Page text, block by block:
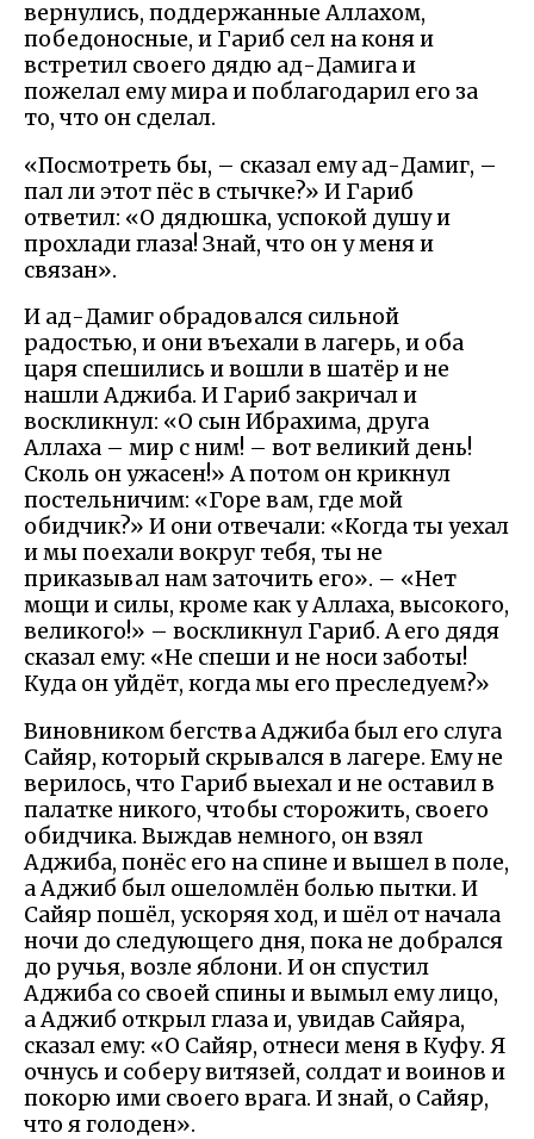
вернулись, поддержанные Аллахом,
победоносные, и Гариб сел на коня и
встретил своего дядю ад-Дамига и
пожелал ему мира и поблагодарил его за
то, что он сделал.
«Посмотреть бы, – сказал ему ад-Дамиг, –
пал ли этот пёс в стычке?» И Гариб
ответил: «О дядюшка, успокой душу и
прохлади глаза! Знай, что он у меня и
связан».
И ад-Дамиг обрадовался сильной
радостью, и они въехали в лагерь, и оба
царя спешились и вошли в шатёр и не
нашли Аджиба. И Гариб закричал и
воскликнул: «О сын Ибрахима, друга
Аллаха – мир с ним! – вот великий день!
Сколь он ужасен!» А потом он крикнул
постельничим: «Горе вам, где мой
обидчик?» И они отвечали: «Когда ты уехал
и мы поехали вокруг тебя, ты не
приказывал нам заточить его». – «Нет
мощи и силы, кроме как у Аллаха, высокого,
великого!» – воскликнул Гариб. А его дядя
сказал ему: «Не спеши и не носи заботы!
Куда он уйдёт, когда мы его преследуем?»
Виновником бегства Аджиба был его слуга
Сайяр, который скрывался в лагере. Ему не
верилось, что Гариб выехал и не оставил в
палатке никого, чтобы сторожить, своего
обидчика. Выждав немного, он взял
Аджиба, понёс его на спине и вышел в поле,
а Аджиб был ошеломлён болью пытки. И
Сайяр пошёл, ускоряя ход, и шёл от начала
ночи до следующего дня, пока не добрался
до ручья, возле яблони. И он спустил
Аджиба со своей спины и вымыл ему лицо,
а Аджиб открыл глаза и, увидав Сайяра,
сказал ему: «О Сайяр, отнеси меня в Куфу. Я
очнусь и соберу витязей, солдат и воинов и
покорю ими своего врага. И знай, о Сайяр,
что я голоден».